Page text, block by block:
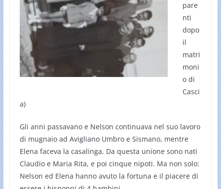
pare
nti
dopo
il
matri
moni
o di
Casci
a)
Gli anni passavano e Nelson continuava nel suo lavoro
di mugnaio ad Avigliano Umbro e Sismano, mentre
Elena faceva la casalinga. Da questa unione sono nati
Claudio e Maria Rita, e poi cinque nipoti. Ma non solo:
Nelson ed Elena hanno avuto la fortuna e il piacere di